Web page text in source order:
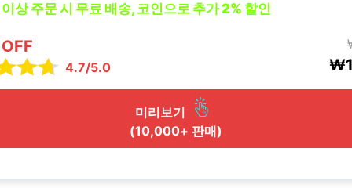
주문 시 무료 배송, 코인으로 추가 2% 할인
4.7/5.0
미리보기
(10,000+ 판매)